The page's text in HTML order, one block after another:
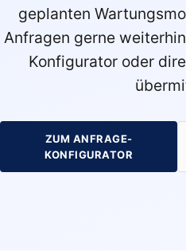
geplanten
Anfragen gerne
Konfigurator oder
ZUM ANFRAGE-
KONFIGURATOR